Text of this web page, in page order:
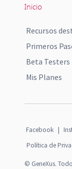
Inicio
Recursos
Primeros
Beta Testers
Mis Planes
Facebook |
Política de
© GeneXus.